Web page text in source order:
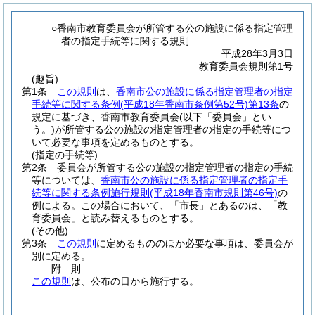
○香南市教育委員会が所管する公の施設に係る指定管理
者の指定手続等に関する規則
平成28年3月3日
教育委員会規則第1号
(趣旨)
第1条
この規則 は、 香南市公の施設に係る指定管理者の指定
手続等に関する条例(平成18年香南市条例第52号)第13条の
規定に基づき、香南市教育委員会(以下「委員会」とい
う。)が所管する公の施設の指定管理者の指定の手続等につ
いて必要な事項を定めるものとする。
(指定の手続等)
第2条
委員会が所管する公の施設の指定管理者の指定の手続
等については、 香南市公の施設に係る指定管理者の指定手
続等に関する条例施行規則 (平成18年香南市規則第46号)の
例による。
この場合において、「市長」とあるのは、「教
育委員会」と読み替えるものとする。
(その他)
第3条
この規則 に定めるもののほか必要な事項は、委員会が
別に定める。
附 則
この規則 は、公布の日から施行する。